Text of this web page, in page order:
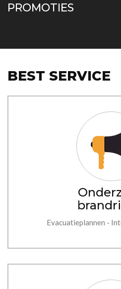
PROMOTIES
BEST SERVICE
Evacuatieplannen -